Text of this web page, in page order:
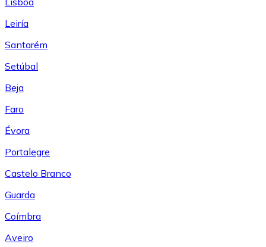
Leiría
Santarém
Setúbal
Beja
Faro
Évora
Portalegre
Castelo Branco
Guarda
Coímbra
Aveiro